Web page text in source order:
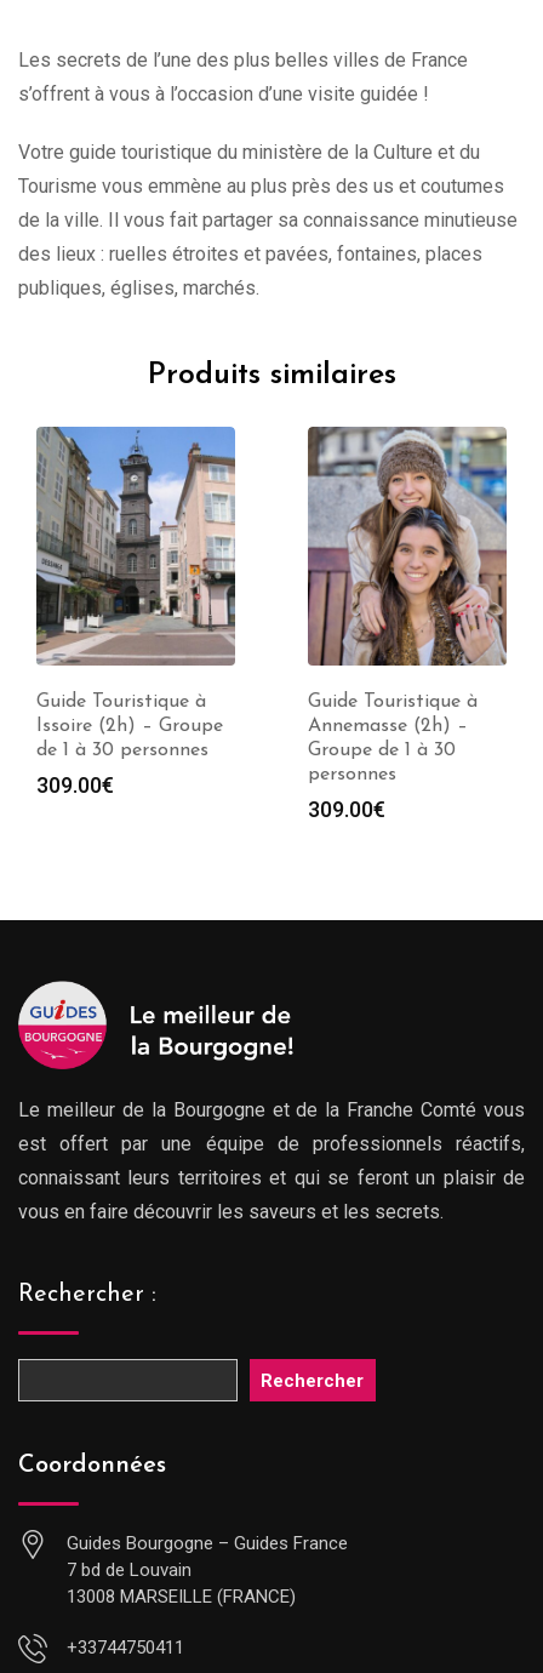
Les secrets de l’une des plus belles villes de France
s’offrent à vous à l’occasion d’une visite guidée !
Votre guide touristique du ministère de la Culture et du
Tourisme vous emmène au plus près des us et coutumes
de la ville. Il vous fait partager sa connaissance minutieuse
des lieux : ruelles étroites et pavées, fontaines, places
publiques, églises, marchés.
Produits similaires
Guide Touristique à
Issoire (2h) – Groupe
de 1 à 30 personnes
309.00€
Guide Touristique à
Annemasse (2h) –
Groupe de 1 à 30
personnes
309.00€
Le meilleur de la Bourgogne et de la Franche Comté vous
est offert par une équipe de professionnels réactifs,
connaissant leurs territoires et qui se feront un plaisir de
vous en faire découvrir les saveurs et les secrets.
Rechercher :
Rechercher
Coordonnées
Guides Bourgogne – Guides France
7 bd de Louvain
13008 MARSEILLE (FRANCE)
+33744750411